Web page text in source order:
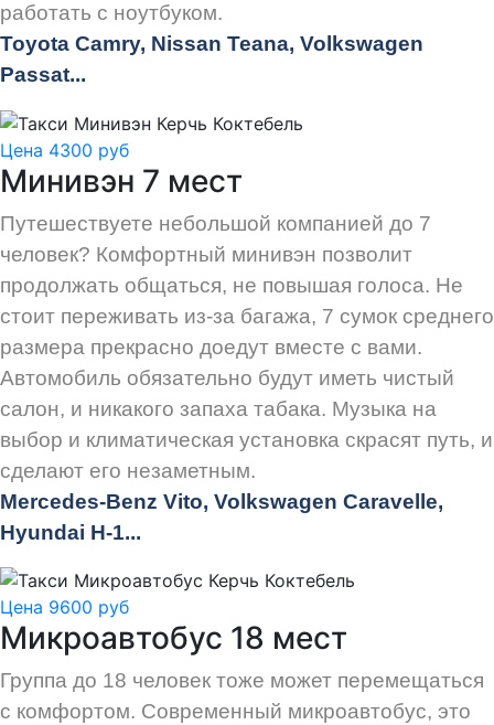
работать с ноутбуком.
Toyota Camry, Nissan Teana, Volkswagen
Passat...
Цена 4300 руб
Минивэн 7 мест
Путешествуете небольшой компанией до 7
человек? Комфортный минивэн позволит
продолжать общаться, не повышая голоса. Не
стоит переживать из-за багажа, 7 сумок среднего
размера прекрасно доедут вместе с вами.
Автомобиль обязательно будут иметь чистый
салон, и никакого запаха табака. Музыка на
выбор и климатическая установка скрасят путь, и
сделают его незаметным.
Mercedes-Benz Vito, Volkswagen Caravelle,
Hyundai H-1...
Цена 9600 руб
Микроавтобус 18 мест
Группа до 18 человек тоже может перемещаться
с комфортом. Современный микроавтобус, это